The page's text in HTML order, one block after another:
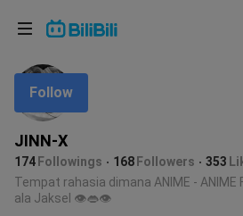
JINN-X
174 Followings 168 Followers 353
Follow
Tempat rahasia dimana ANIME -
ala Jaksel 👁️👄👁️
Language: English
In
Choose your language
English
ภาษาไทย
Tiếng Việt
Bahasa Indonesia